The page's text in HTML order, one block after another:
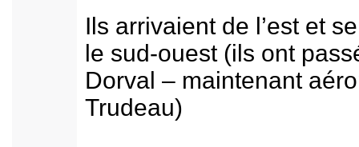
Ils arrivaient de l’est et
le sud-ouest (ils ont
Dorval – maintenant
Trudeau)